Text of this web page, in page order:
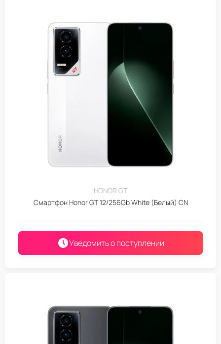
HONOR GT
Смартфон Honor GT 12/256Gb White (Белый) CN
Уведомить о поступлении